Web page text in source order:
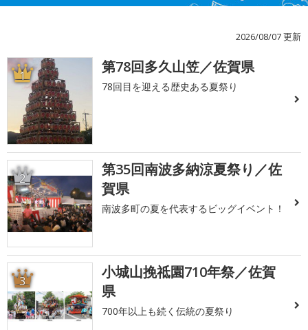
2026/08/07 更新
1 第78回多久山笠／佐賀県
78回目を迎える歴史ある夏祭り
2
第35回南波多納涼夏祭り／佐
賀県
南波多町の夏を代表するビッグイベント！
3
小城山挽祗園710年祭／佐賀
県
700年以上も続く伝統の夏祭り